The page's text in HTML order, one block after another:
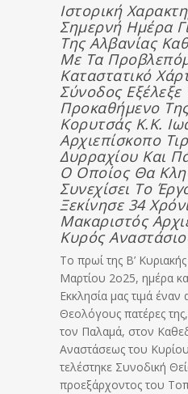
Ιστορική
Σημερνή Ημέρα
Της Αλβανίας
Με Τα
Καταστατικό
Σύνοδος
Προκαθήμενο
Κορυτσάς Κ.κ.
Αρχιεπίσκοπο
Δυρραχίου Και
Ο Οποίος Θα
Συνεχίσει Το
Ξεκίνησε 34
Μακαριστός
Κυρός
Το πρωί της Β’
Μαρτίου 2ο25, ημέρα
Εκκλησία μας τιμά
Θεολόγους πατέρες
τον Παλαμά, στον
Αναστάσεως του
τελέστηκε Συνοδική
προεξάρχοντος του